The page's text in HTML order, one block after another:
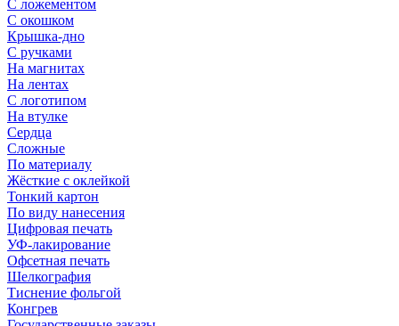
С ложементом
С окошком
Крышка-дно
С ручками
На магнитах
На лентах
С логотипом
На втулке
Сердца
Сложные
По материалу
Жёсткие с оклейкой
Тонкий картон
По виду нанесения
Цифровая печать
УФ-лакирование
Офсетная печать
Шелкография
Тиснение фольгой
Конгрев